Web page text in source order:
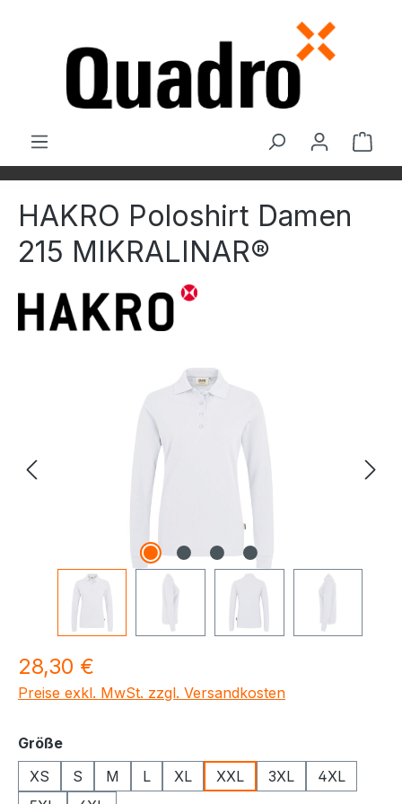
HAKRO Poloshirt Damen
215 MIKRALINAR®
Bildergalerie überspringen
Regulärer Preis:
28,30 €
Preise exkl. MwSt. zzgl. Versandkosten
Größeauswählen
XS
S M L XL XXL 3XL
4XL